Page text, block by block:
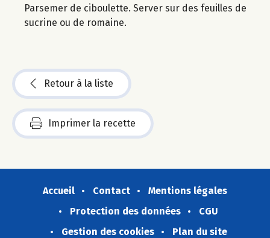
Parsemer de ciboulette. Server sur des feuilles de
sucrine ou de romaine.
Retour à la liste
Imprimer la recette
Accueil Contact
Mentions légales
Protection des données
CGU
Gestion des cookies
Plan du site